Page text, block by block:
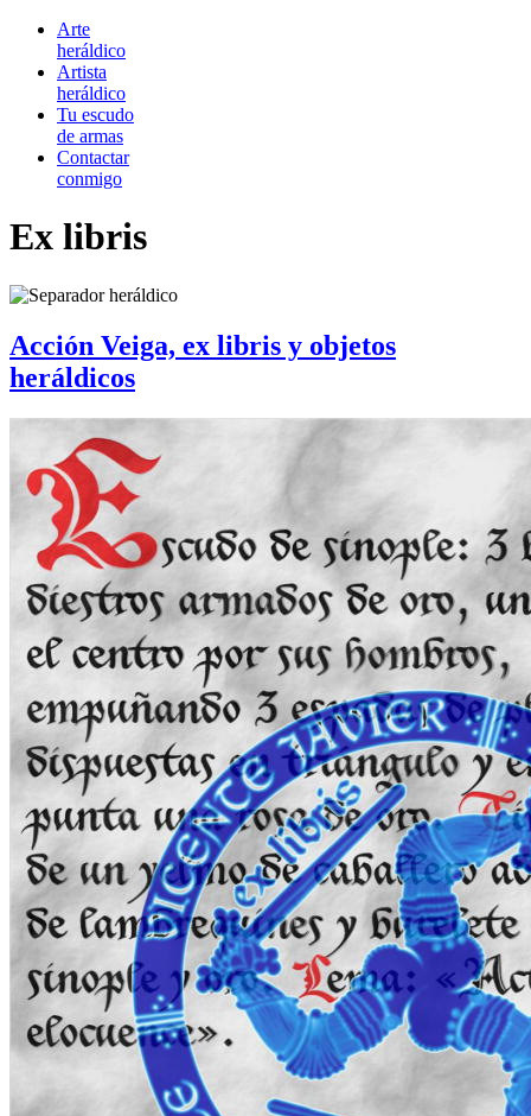
Arte
heráldico
Artista
heráldico
Tu escudo
de armas
Contactar
conmigo
Ex libris
Acción Veiga, ex libris y objetos
heráldicos